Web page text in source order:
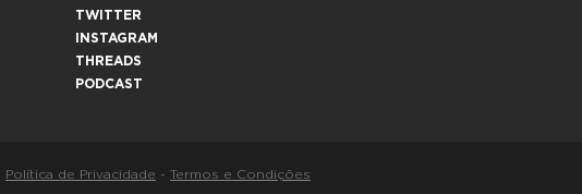
TWITTER
INSTAGRAM
THREADS
PODCAST
Política de Privacidade - Termos e Condições